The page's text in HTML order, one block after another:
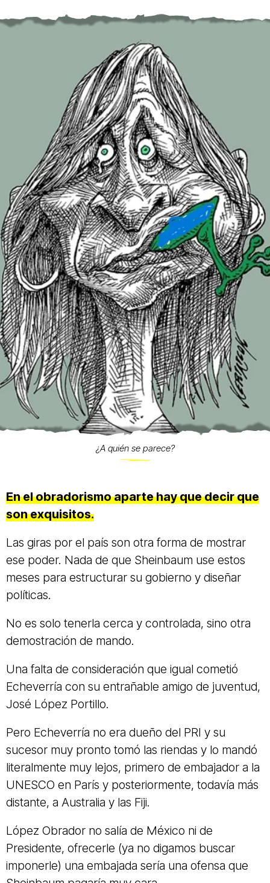
¿A quién se parece?
En el obradorismo aparte hay que decir que
son exquisitos.
Las giras por el país son otra forma de mostrar
ese poder. Nada de que Sheinbaum use estos
meses para estructurar su gobierno y diseñar
políticas.
No es solo tenerla cerca y controlada, sino otra
demostración de mando.
Una falta de consideración que igual cometió
Echeverría con su entrañable amigo de juventud,
José López Portillo.
Pero Echeverría no era dueño del PRI y su
sucesor muy pronto tomó las riendas y lo mandó
literalmente muy lejos, primero de embajador a la
UNESCO en París y posteriormente, todavía más
distante, a Australia y las Fiji.
López Obrador no salía de México ni de
Presidente, ofrecerle (ya no digamos buscar
imponerle) una embajada sería una ofensa que